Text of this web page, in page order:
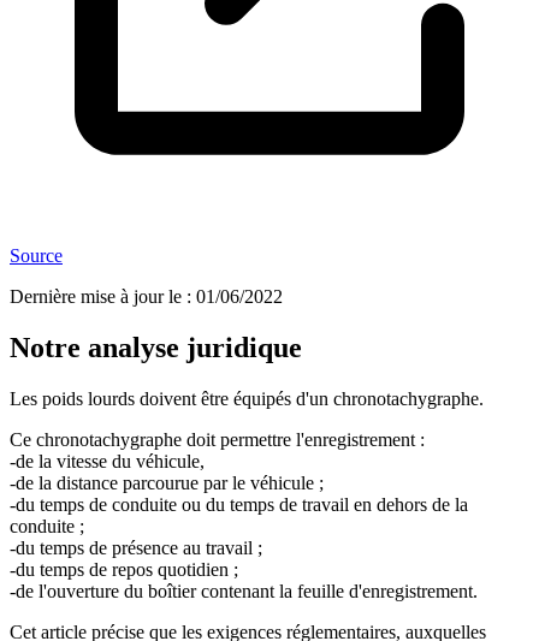
Source
Dernière mise à jour le : 01/06/2022
Notre analyse juridique
Les poids lourds doivent être équipés d'un chronotachygraphe.
Ce chronotachygraphe doit permettre l'enregistrement :
-de la vitesse du véhicule,
-de la distance parcourue par le véhicule ;
-du temps de conduite ou du temps de travail en dehors de la
conduite ;
-du temps de présence au travail ;
-du temps de repos quotidien ;
-de l'ouverture du boîtier contenant la feuille d'enregistrement.
Cet article précise que les exigences réglementaires, auxquelles